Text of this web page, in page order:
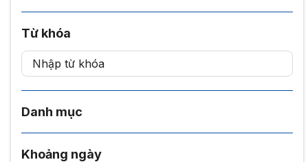
Từ khóa
Danh mục
Khoảng ngày